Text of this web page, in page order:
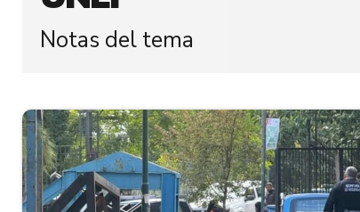
Notas del tema